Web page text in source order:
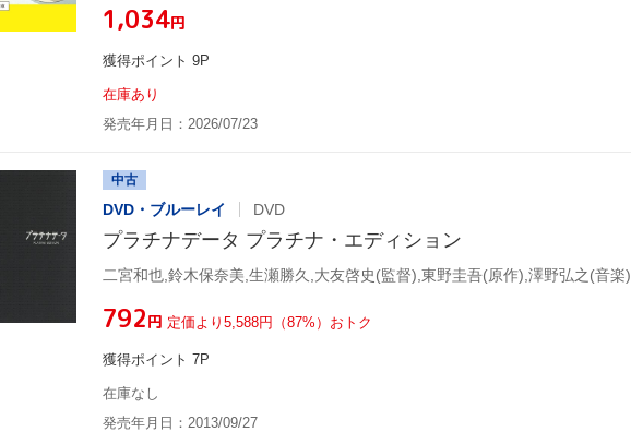
¥1,034円
獲得ポイント 9P
在庫あり
発売年月日：2026/07/23
中古
DVD・ブルーレイ DVD
プラチナデータ プラチナ・エディション
二宮和也,鈴木保奈美,生瀬勝久,大友啓史(監督),東野圭吾(原作),澤野弘之(音楽)
¥792円 定価より5,588円（87%）おトク
獲得ポイント 7P
在庫なし
発売年月日：2013/09/27